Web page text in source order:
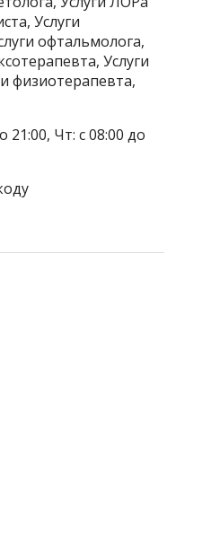
Услуги
офтальмолога,
Услуги
физиотерапевта,
21:00, Чт: с 08:00 до